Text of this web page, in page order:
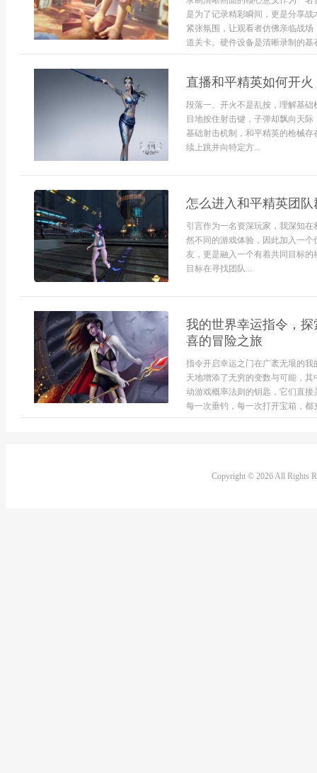
是为了记录精彩瞬间，更是分享
紧张氛围，让观看者仿佛亲临战
道关卡。硬件设备是清晰录制的基
直播和平精英如何开
段落一、开火不是乱按，理解基
目地按住射击键，子弹却飘向天
基础射击机制，和平精英的枪械
续上跳并向特定方...
怎么进入和平精英团
引言作为一名资深玩家，我深知
然不同的游戏体验，因此加入一
友，更是融入一个有着共同目标
目标在寻找团队...
我的世界幸运指令，
喜的冒险之旅
指令开启幸运之门在广袤无垠的
天地增添了无穷的变数与可能，
动游戏概率法则的钥匙，它们直接
每一次垂钓，每一次打开宝箱，都
Copyright © 2026 All Rights